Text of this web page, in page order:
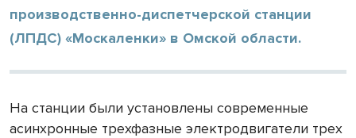
производственно-диспетчерской станции
(ЛПДС) «Москаленки» в Омской области.
На станции были установлены современные
асинхронные трехфазные электродвигатели трех